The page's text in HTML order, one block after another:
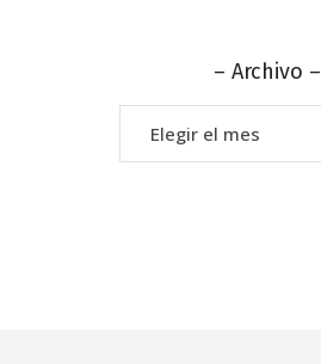
– Archivo –
–
Archivo
–